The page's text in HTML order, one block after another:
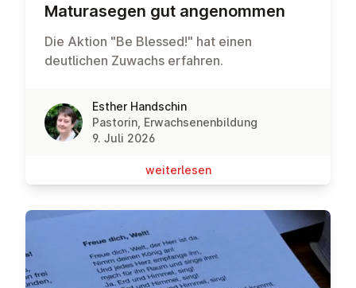
Ma­tu­ra­se­gen gut an­ge­nom­men
Die Aktion "Be Blessed!" hat einen
deutlichen Zuwachs erfahren.
Esther Handschin
Pastorin, Erwachsenenbildung
9. Juli 2026
wei­ter­le­sen